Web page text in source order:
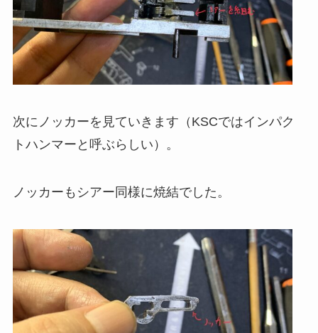
次にノッカーを見ていきます（KSCではインパク
トハンマーと呼ぶらしい）。
ノッカーもシアー同様に焼結でした。